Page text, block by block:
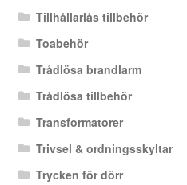
Tillhållarlås tillbehör
Toabehör
Trådlösa brandlarm
Trådlösa tillbehör
Transformatorer
Trivsel & ordningsskyltar
Trycken för dörr